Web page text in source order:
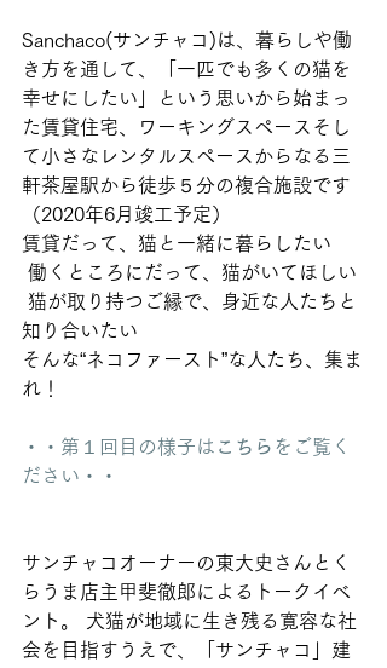
Sanchaco(サンチャコ)は、暮らしや働
き方を通して、「一匹でも多くの猫を
幸せにしたい」という思いから始まっ
た賃貸住宅、ワーキングスペースそし
て小さなレンタルスペースからなる三
軒茶屋駅から徒歩５分の複合施設です
（2020年6月竣工予定）
賃貸だって、猫と一緒に暮らしたい
働くところにだって、猫がいてほしい
知り合いたい
そんな“ネコファースト”な人たち、集ま
れ！
・・第１回目の様子は こちら をご覧く
ださい・・
サンチャコオーナーの東大史さんとく
らうま店主甲斐徹郎によるトークイベ
ント。 犬猫が地域に生き残る寛容な社
会を目指すうえで、「サンチャコ」建